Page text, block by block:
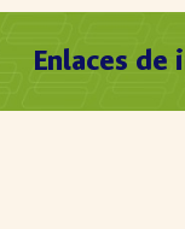
Enlaces de